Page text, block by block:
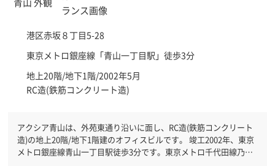
港区赤坂８丁目5-28
東京メトロ銀座線「青山一丁目駅 」徒歩3分
地上20階/地下1階/2002年5月
RC造(鉄筋コンクリート造)
アクシア青山は、外苑東通り沿いに面し、RC造(鉄筋コンクリート
造)の地上20階/地下1階建のオフィスビルです。 竣工2002年、東京
メトロ銀座線青山一丁目駅徒歩3分です。東京メトロ千代田線乃木